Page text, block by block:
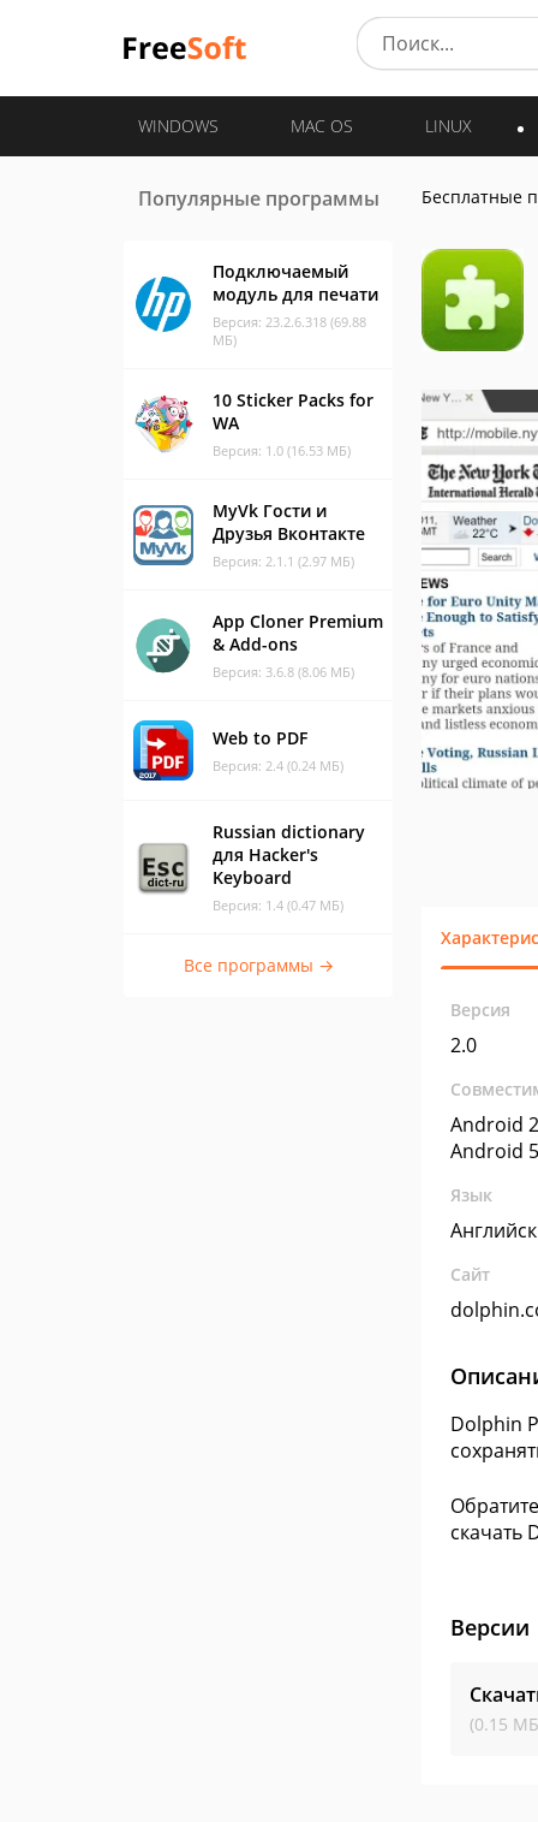
WINDOWS MAC OS LINUX
Популярные программы
Подключаемый
модуль для печати
Версия: 23.2.6.318 (69.88
МБ)
10 Sticker Packs for
WA
Версия: 1.0 (16.53 МБ)
MyVk Гости и
Друзья Вконтакте
Версия: 2.1.1 (2.97 МБ)
App Cloner Premium
& Add-ons
Версия: 3.6.8 (8.06 МБ)
Web to PDF
Версия: 2.4 (0.24 МБ)
Russian dictionary
для Hacker's
Keyboard
Версия: 1.4 (0.47 МБ)
Все программы →
Бесплатные
Версия
2.0
Android
Android
Язык
Сайт
Dolphin
скачать
Версии
(0.15